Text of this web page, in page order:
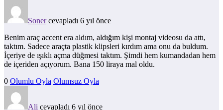
Sonercevapladı 6 yıl önce
Benim araç accent era aldım, aldığım kişi montaj videosu da attı,
taktım. Sadece araçta plastik klipsleri kırdım ama onu da buldum.
İçeriye de ışıklı açma düğmesi taktım. Şimdi hem kumandadan hem
de içeriden açıyorum. Bana 150 liraya mal oldu.
0 Olumlu Oyla Olumsuz Oyla
Ali cevapladı 6 yıl önce